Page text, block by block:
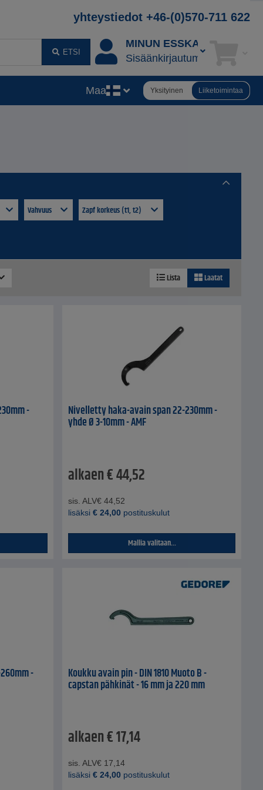
yhteystiedot +46-(0)570-711 622
ETSI
MINUN ESSKANI
Sisäänkirjautuminen
Maa Yksityinen Liiketoimintaa
Vahvuus Zapf korkeus (t1, t2)
Lista Laatat
- Nivelletty haka-avain span 22-230mm -
yhde Ø 3-10mm - AMF
alkaen€44,52
sis. ALV€ 44,52
lisäksi € 24,00 postituskulut
Mallia valitaan...
- Koukku avain pin - DIN 1810 Muoto B -
capstan pähkinät - 16 mm ja 220 mm
alkaen€17,14
sis. ALV€ 17,14
lisäksi € 24,00 postituskulut